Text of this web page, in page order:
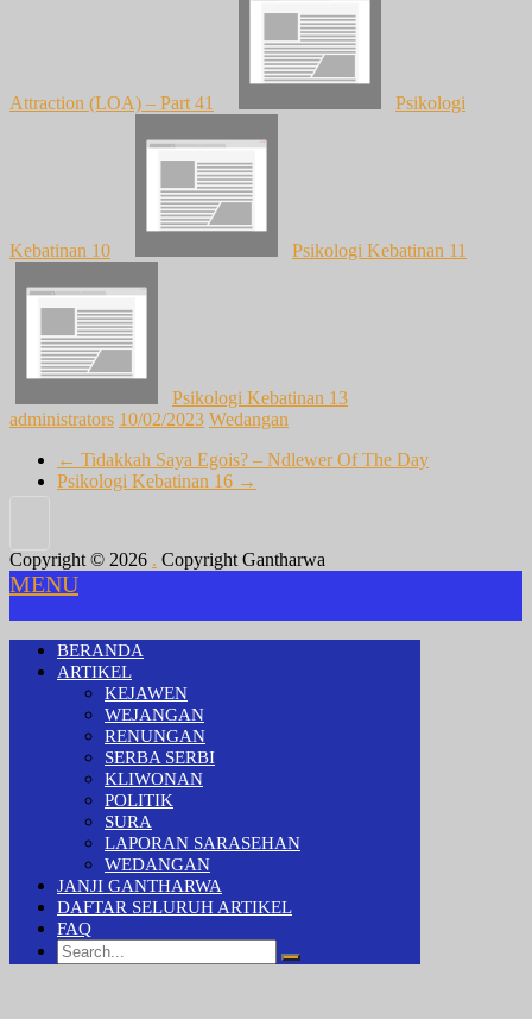
Attraction (LOA) – Part 41 Psikologi
Kebatinan 10 Psikologi Kebatinan 11
Psikologi Kebatinan 13
administrators 10/02/2023 Wedangan
← Tidakkah Saya Egois? – Ndlewer Of The Day
Psikologi Kebatinan 16 →
Copyright © 2026 . Copyright Gantharwa
MENU
BERANDA
ARTIKEL
KEJAWEN
WEJANGAN
RENUNGAN
SERBA SERBI
KLIWONAN
POLITIK
SURA
LAPORAN SARASEHAN
WEDANGAN
JANJI GANTHARWA
DAFTAR SELURUH ARTIKEL
FAQ